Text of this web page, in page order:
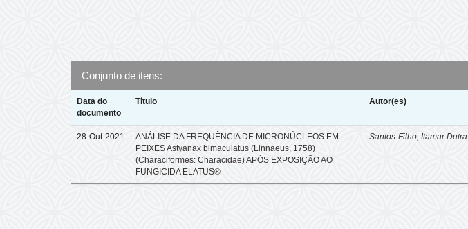
Conjunto de itens:
Data do
documento
Título Autor(es)
28-Out-2021
ANÁLISE DA FREQUÊNCIA DE MICRONÚCLEOS EM
PEIXES Astyanax bimaculatus (Linnaeus, 1758)
(Characiformes: Characidae) APÓS EXPOSIÇÃO AO
FUNGICIDA ELATUS®
Santos-Filho, Itamar Dutra